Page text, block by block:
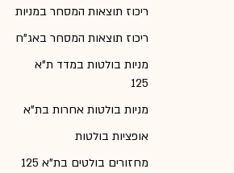
ריכוז תוצאות המסחר במניות
ריכוז תוצאות המסחר באג"ח
מניות בולטות במדד ת"א
125
מניות בולטות אחרות בת"א
אופציות בולטות
מחזורים בולטים בת"א 125